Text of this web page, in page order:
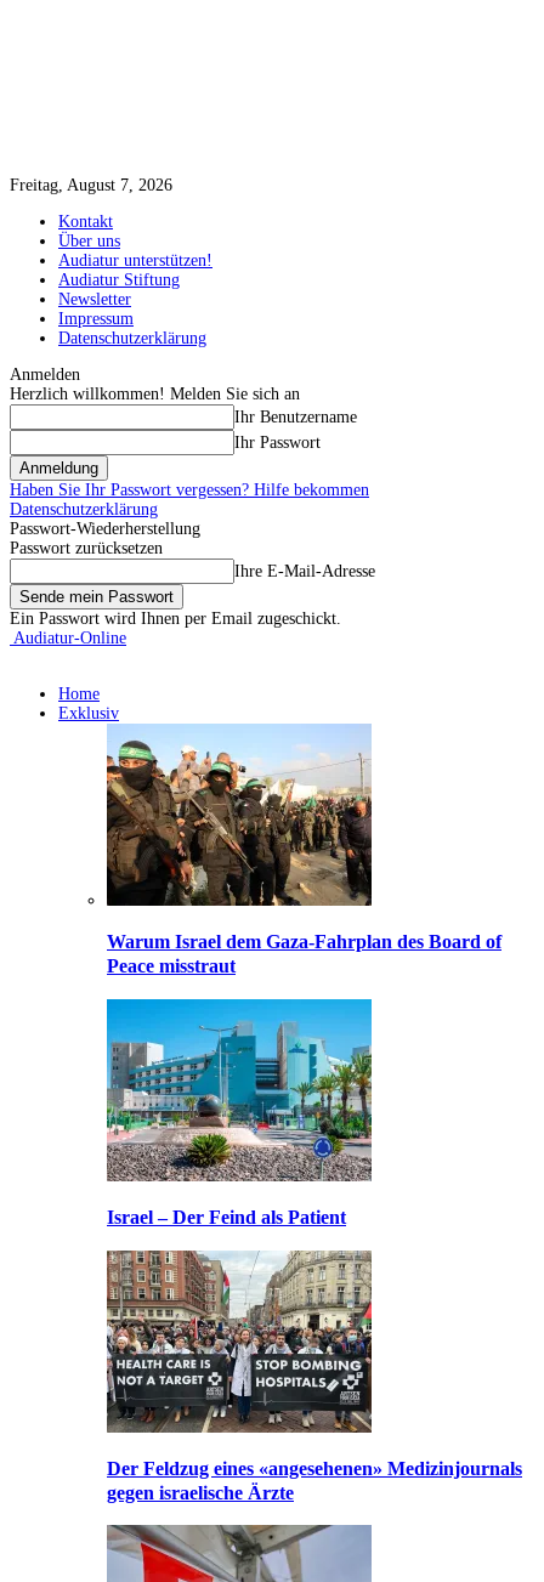
Freitag, August 7, 2026
Kontakt
Über uns
Audiatur unterstützen!
Audiatur Stiftung
Newsletter
Impressum
Datenschutzerklärung
Anmelden
Herzlich willkommen! Melden Sie sich an
Ihr Benutzername
Ihr Passwort
Haben Sie Ihr Passwort vergessen? Hilfe bekommen
Datenschutzerklärung
Passwort-Wiederherstellung
Passwort zurücksetzen
Ihre E-Mail-Adresse
Ein Passwort wird Ihnen per Email zugeschickt.
Audiatur-Online
Home
Exklusiv
Warum Israel dem Gaza-Fahrplan des Board of
Peace misstraut
Israel – Der Feind als Patient
Der Feldzug eines «angesehenen» Medizinjournals
gegen israelische Ärzte